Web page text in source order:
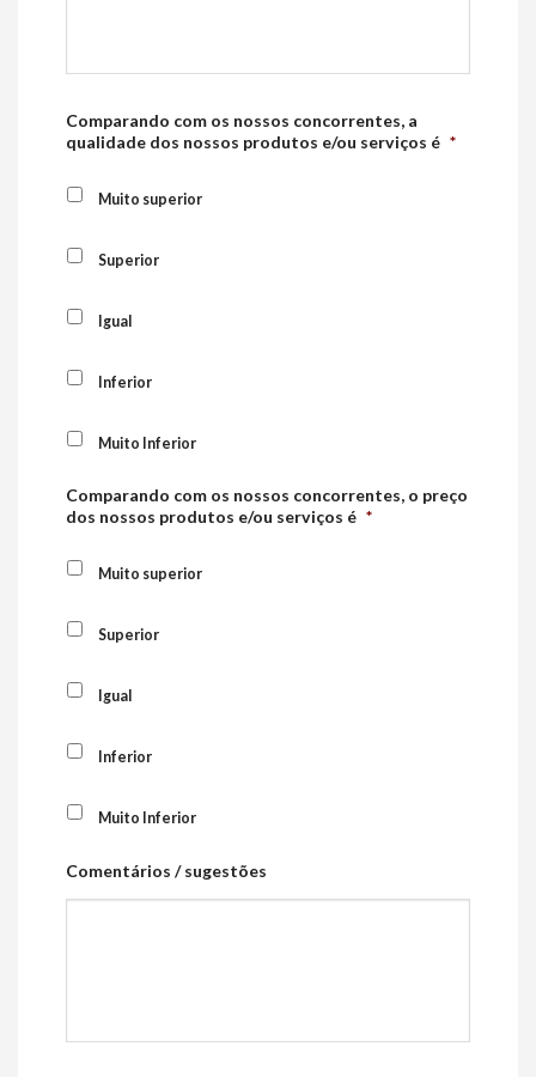
Comparando com os nossos concorrentes, a
qualidade dos nossos produtos e/ou serviços é *
Muito superior
Superior
Igual
Inferior
Muito Inferior
Comparando com os nossos concorrentes, o preço
dos nossos produtos e/ou serviços é *
Muito superior
Superior
Igual
Inferior
Muito Inferior
Comentários / sugestões